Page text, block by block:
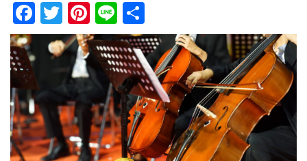
Facebook
TwitterPinterest
Line
有